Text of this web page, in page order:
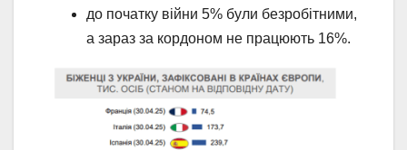
до початку війни 5% були безробітними,
а зараз за кордоном не працюють 16%.